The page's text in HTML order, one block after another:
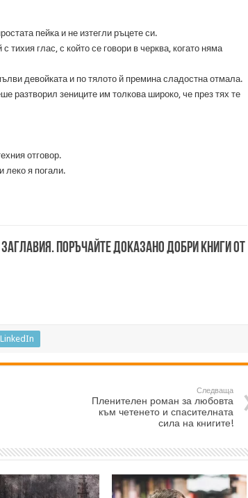
пейка и не изтегли ръцете си.
тихия глас, с който се говори в черква, когато няма
девойката и по тялото й премина сладостна отмала.
разтворил зениците им толкова широко, че през тях те
отговор.
леко я погали.
Поръчайте доказано добри книги от
LinkedIn
Следваща
Пленителен роман за любовта
към четенето и спасителната
сила на книгите!